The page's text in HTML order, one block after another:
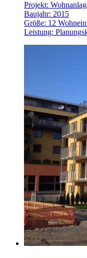
Projekt:
Baujahr: 2015
Größe: 12
Leistung: